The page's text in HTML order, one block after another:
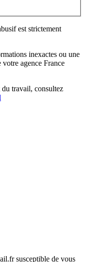
est strictement
inexactes ou une
votre agence France
du travail, consultez
susceptible de vous